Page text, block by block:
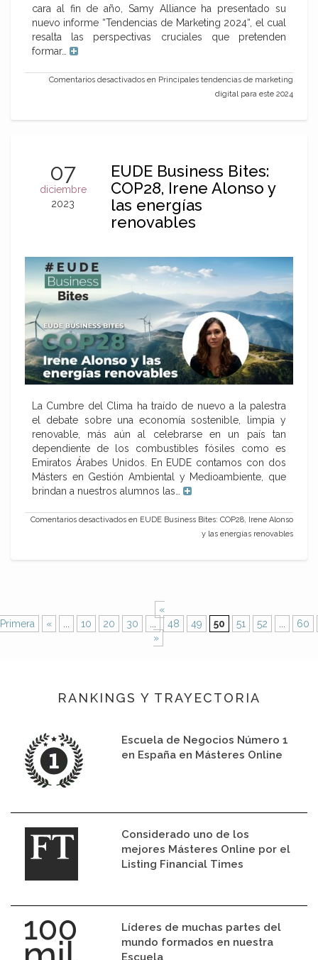
cara al fin de año, Samy Alliance ha presentado su
nuevo informe “Tendencias de Marketing 2024“, el cual
resalta las perspectivas cruciales que pretenden
formar…
Comentarios desactivados en Principales tendencias de marketing
digital para este 2024
07
diciembre
2023
EUDE Business Bites:
COP28, Irene Alonso y
las energías
renovables
La Cumbre del Clima ha traído de nuevo a la palestra
el debate sobre una economía sostenible, limpia y
renovable, más aún al celebrarse en un país tan
dependiente de los combustibles fósiles como es
Emiratos Árabes Unidos. En EUDE contamos con dos
Másters en Gestión Ambiental y Medioambiente, que
brindan a nuestros alumnos las…
Comentarios desactivados en EUDE Business Bites: COP28, Irene Alonso
y las energías renovables
«
Primera
« 10 20 30 48 49 50 51 52
60
»
RANKINGS Y TRAYECTORIA
Escuela de Negocios Número 1
en España en Másteres Online
Considerado uno de los
mejores Másteres Online por el
Listing Financial Times
Líderes de muchas partes del
mundo formados en nuestra
Escuela